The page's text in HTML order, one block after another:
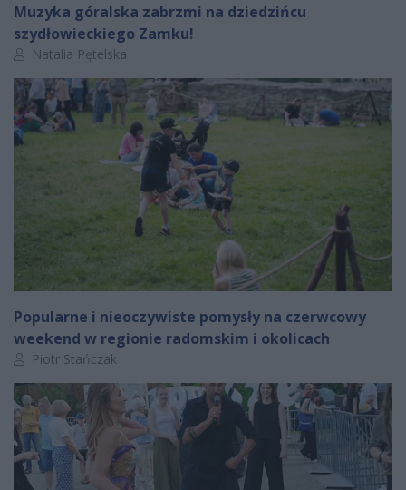
Muzyka góralska zabrzmi na dziedzińcu
szydłowieckiego Zamku!
Autor artykułu:
Natalia Pętelska
Popularne i nieoczywiste pomysły na czerwcowy
weekend w regionie radomskim i okolicach
Autor artykułu:
Piotr Stańczak